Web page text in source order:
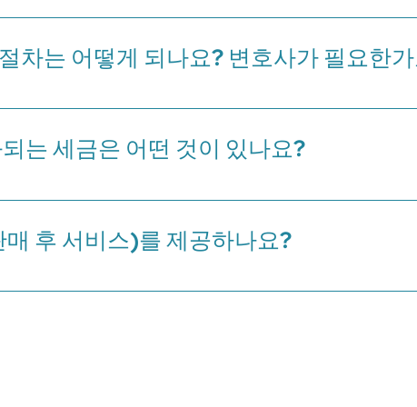
러나 태국 법에 따르면, 각 건물 건축 면적의 51%는 태국 국민이 소유해
차는 어떻게 되나요? 변호사가 필요한
매자는 유효한 여권과 관련된 개인 정보를 제공해야 합니다. 구매자는
는 세금은 어떤 것이 있나요?
지불해야 하며(구매자와 판매자가 총 수수료의 50%씩 부담), 다른 추가
후 서비스)를 제공하나요?
판매, 가구 제공 등을 포함한 다양한 애프터 서비스를 제공합니다.